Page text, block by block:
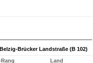
Brücker Landstraße (B 102)
Rang
Land